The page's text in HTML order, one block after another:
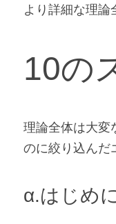
より詳細な理論
10の
理論全体は大変
のに絞り込んだ
α.はじめ